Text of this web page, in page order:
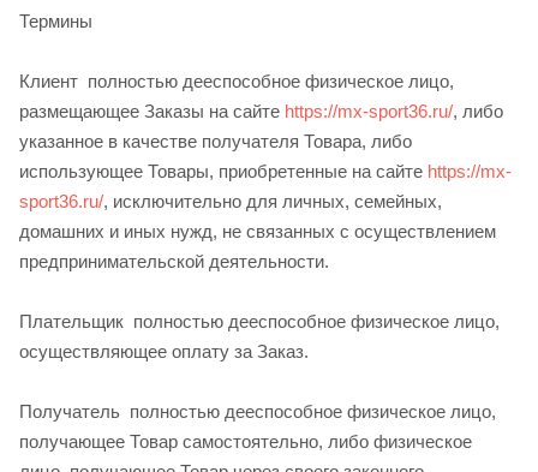
Термины
Клиент ­ полностью дееспособное физическое лицо,
размещающее Заказы на сайте https://mx-sport36.ru/, либо
указанное в качестве получателя Товара, либо
использующее Товары, приобретенные на сайте https://mx-
sport36.ru/, исключительно для личных, семейных,
домашних и иных нужд, не связанных с осуществлением
предпринимательской деятельности.
Плательщик ­ полностью дееспособное физическое лицо,
осуществляющее оплату за Заказ.
Получатель ­ полностью дееспособное физическое лицо,
получающее Товар самостоятельно, либо физическое